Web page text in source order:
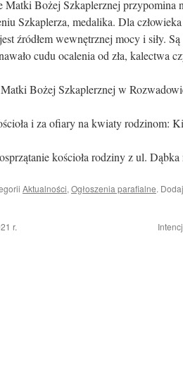
Matki Bożej Szkaplerznej przypomina
Szkaplerza, medalika. Dla
źródłem wewnętrznej mocy i siły.
cudu ocalenia od zła, kalectwa
Bożej Szkaplerznej w
i za ofiary na kwiaty rodzinom:
kościoła rodziny z ul.
Aktualności, Ogłoszenia parafialne.
r.